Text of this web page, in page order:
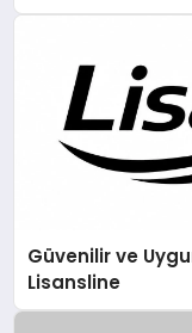
Güvenilir ve
Lisansline